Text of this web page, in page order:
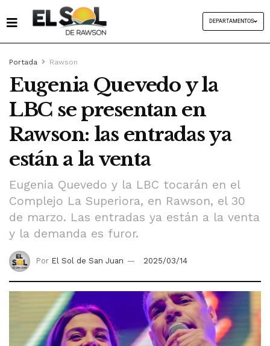
DEPARTAMENTOS
Portada Rawson
Eugenia Quevedo y la
LBC se presentan en
Rawson: las entradas ya
están a la venta
Eugenia Quevedo y la LBC tocarán en el
Complejo La Superiora, en Rawson, el 30
de marzo. Las entradas ya están a la venta
y la demanda es furor.
Por El Sol de San Juan 2025/03/14